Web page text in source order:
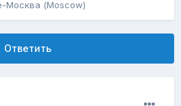
Москва (Moscow)
Ответить